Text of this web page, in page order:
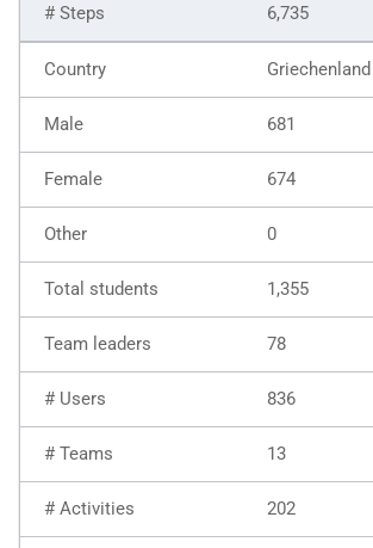
6,735
Griechenland
681
674
0
1,355
78
836
13
202